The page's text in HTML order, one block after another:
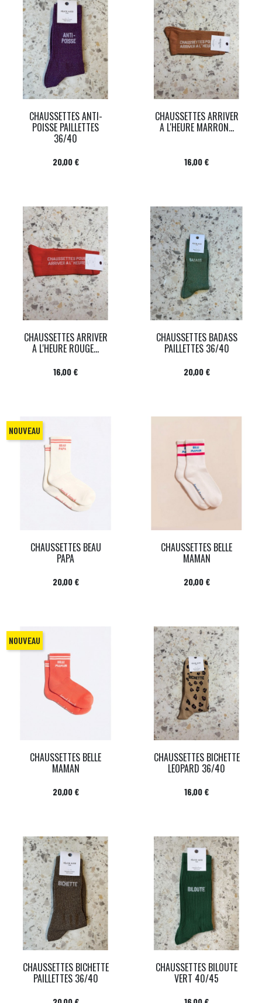
CHAUSSETTES ANTI-
POISSE PAILLETTES
36/40
Prix
20,00 €
CHAUSSETTES ARRIVER
A L'HEURE MARRON...
Prix
16,00 €
CHAUSSETTES ARRIVER
A L'HEURE ROUGE...
Prix
16,00 €
CHAUSSETTES BADASS
PAILLETTES 36/40
Prix
20,00 €
CHAUSSETTES BEAU
PAPA
Prix
20,00 €
NOUVEAU
CHAUSSETTES BELLE
MAMAN
Prix
20,00 €
CHAUSSETTES BELLE
MAMAN
Prix
20,00 €
NOUVEAU
CHAUSSETTES BICHETTE
LEOPARD 36/40
Prix
16,00 €
CHAUSSETTES BICHETTE
PAILLETTES 36/40
CHAUSSETTES BILOUTE
VERT 40/45